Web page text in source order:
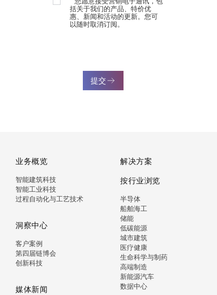
括关于我们的产品、特价优
惠、新闻和活动的更新。您可
以随时取消订阅。
提交
业务概览
智能建筑科技
智能工业科技
过程自动化与工艺技术
洞察中心
客户案例
第四届链博会
创新科技
媒体新闻
解决方案
按行业浏览
半导体
船舶海工
储能
低碳能源
城市建筑
医疗健康
生命科学与制药
高端制造
新能源汽车
数据中心